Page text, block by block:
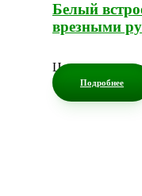
Белый
врезными
Цена по запросу
Подробнее